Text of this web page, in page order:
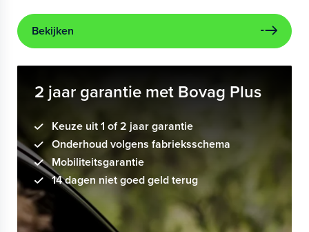
Bekijken
2 jaar garantie met Bovag Plus
Keuze uit 1 of 2 jaar garantie
Onderhoud volgens fabrieksschema
Mobiliteitsgarantie
14 dagen niet goed geld terug